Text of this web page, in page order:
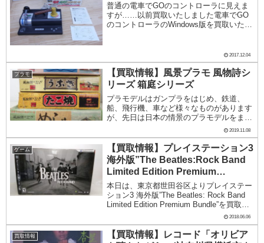
普通の電車でGOのコントローラに見えま
すが……以前買取いたしました電車でGO
のコントローラのWindows版を買取いたし
Windowsで使用できるものはあまり市場に
出...
2017.12.04
プラモ
【買取情報】風景プラモ 風物詩シ
リーズ 箱庭シリーズ
プラモデルはガンプラをはじめ、鉄道、
船、飛行機、車など様々なものがあります
が、先日は日本の情景のプラモデルをまと
めてお売りいただきました。鉄道模型の河
合商会が1970年代に作っていた風物詩シリ
ーズと箱庭シリーズです。鉄道模型のジオ
ラマに置い...
2019.11.08
ゲーム
【買取情報】プレイステーション3
海外版”The Beatles:Rock Band
Limited Edition Premium
Bundle”
本日は、東京都世田谷区よりプレイステー
ション3 海外版”The Beatles: Rock Band
Limited Edition Premium Bundle”を買取し
ました。ギターヒーローものです。以前に
エアロスミス版は日本で発売され...
2018.06.06
買取情報
【買取情報】レコード「オリビア